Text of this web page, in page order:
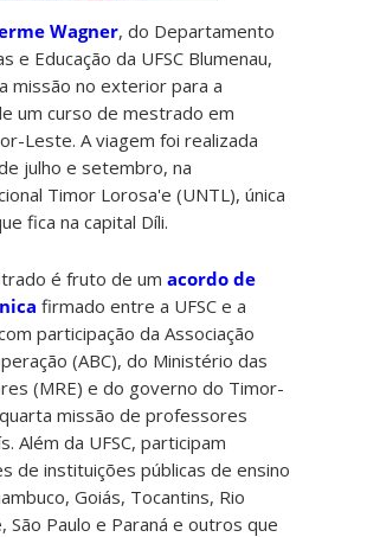
Wagner, do Departamento
e Educação da UFSC Blumenau,
missão no exterior para a
um curso de mestrado em
Leste. A viagem foi realizada
julho e setembro, na
Timor Lorosa'e (UNTL), única
fica na capital Díli.
é fruto de umacordo de
firmado entre a UFSC e a
participação da Associação
(ABC), do Ministério das
(MRE) e do governo do Timor-
missão de professores
Além da UFSC, participam
de instituições públicas de ensino
Goiás, Tocantins, Rio
São Paulo e Paraná e outros que